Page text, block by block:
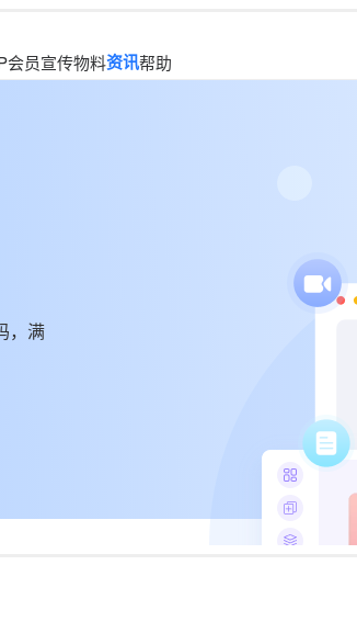
会员宣传物料资讯帮助
，满